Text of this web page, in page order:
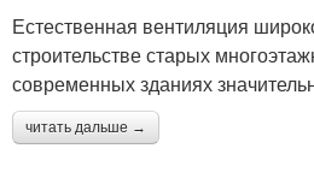
Естественная вентиляция
строительстве старых
современных зданиях
читать дальше →